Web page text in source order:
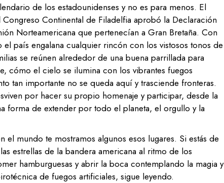
de los estadounidenses y no es para menos. El
Continental de Filadelfia aprobó la Declaración
Norteamericana que pertenecían a Gran Bretaña. Con
país engalana cualquier rincón con los vistosos tonos de
se reúnen alrededor de una buena parrillada para
cómo el cielo se ilumina con los vibrantes fuegos
tan importante no se queda aquí y trasciende fronteras.
por hacer su propio homenaje y participar, desde la
forma de extender por todo el planeta, el orgullo y la
mundo te mostramos algunos esos lugares. Si estás de
estrellas de la bandera americana al ritmo de los
hamburguesas y abrir la boca contemplando la magia y
de fuegos artificiales, sigue leyendo.